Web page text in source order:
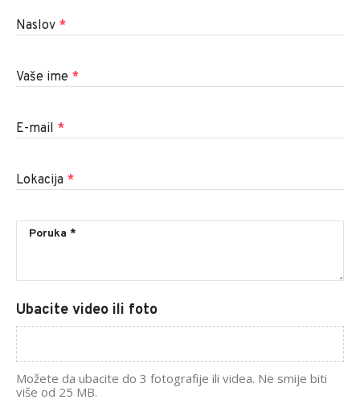
Naslov *
Vaše ime *
E-mail *
Lokacija *
Ubacite video ili foto
Možete da ubacite do 3 fotografije ili videa. Ne smije biti
više od 25 MB.